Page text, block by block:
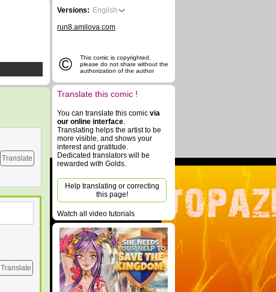
Translate
Translate
Versions: English
run8.amilova.com
©
This comic is copyrighted,
please do not share without the
authorization of the author
Translate this comic !
You can translate this comic via
our online interface.
Translating helps the artist to be
more visible, and shows your
interest and gratitude.
Dedicated translators will be
rewarded with Golds.
Help translating or correcting
this page!
Watch all video tutorials